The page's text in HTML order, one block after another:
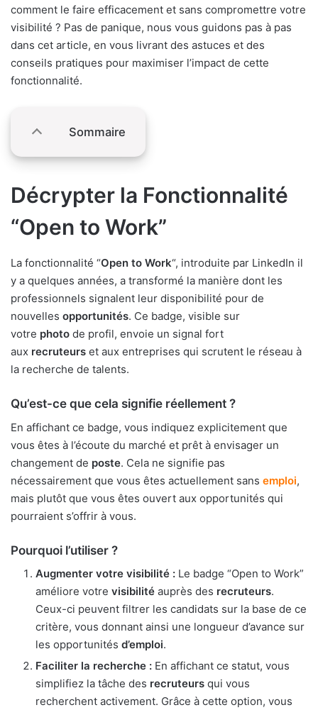
comment le faire efficacement et sans compromettre votre
visibilité ? Pas de panique, nous vous guidons pas à pas
dans cet article, en vous livrant des astuces et des
conseils pratiques pour maximiser l’impact de cette
fonctionnalité.
Sommaire
Décrypter la Fonctionnalité
“Open to Work”
La fonctionnalité “Open to Work“, introduite par LinkedIn il
y a quelques années, a transformé la manière dont les
professionnels signalent leur disponibilité pour de
nouvelles opportunités. Ce badge, visible sur
votre photo de profil, envoie un signal fort
aux recruteurs et aux entreprises qui scrutent le réseau à
la recherche de talents.
Qu’est-ce que cela signifie réellement ?
En affichant ce badge, vous indiquez explicitement que
vous êtes à l’écoute du marché et prêt à envisager un
changement de poste. Cela ne signifie pas
nécessairement que vous êtes actuellement sans emploi,
mais plutôt que vous êtes ouvert aux opportunités qui
pourraient s’offrir à vous.
Pourquoi l’utiliser ?
Augmenter votre visibilité : Le badge “Open to Work”
améliore votre visibilité auprès des recruteurs.
Ceux-ci peuvent filtrer les candidats sur la base de ce
critère, vous donnant ainsi une longueur d’avance sur
les opportunités d’emploi.
Faciliter la recherche : En affichant ce statut, vous
simplifiez la tâche des recruteurs qui vous
recherchent activement. Grâce à cette option, vous